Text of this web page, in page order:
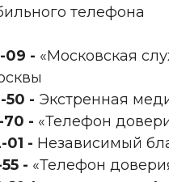
телефона
09‬ - «Московская
50‬ - Экстренная
70‬ - «Телефон
01‬ - Независимый
- «Телефон